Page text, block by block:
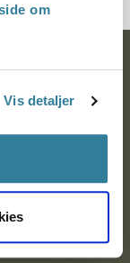
om
Vis detaljer